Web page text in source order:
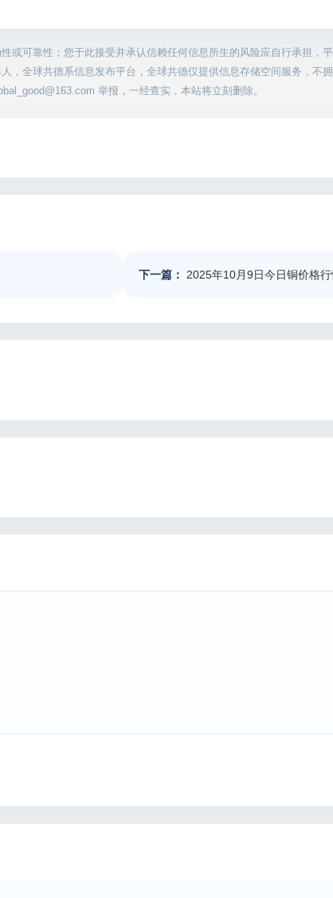
或可靠性；您于此接受并承认信赖任何信息所生的风险应自行承担，
，全球共德系信息发布平台，全球共德仅提供信息存储空间服务，不
举报，一经查实，本站将立刻删除。
下一篇： 2025年10月9日今日铜价格